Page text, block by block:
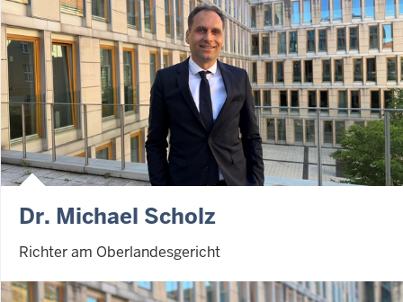
Dr. Michael Scholz
Richter am Oberlandesgericht